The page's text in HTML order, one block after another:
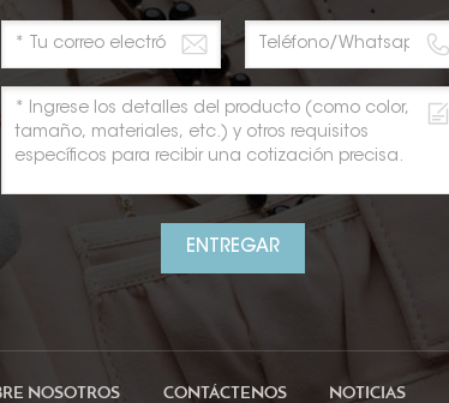
ENTREGAR
NOSOTROS CONTÁCTENOS NOTICIAS